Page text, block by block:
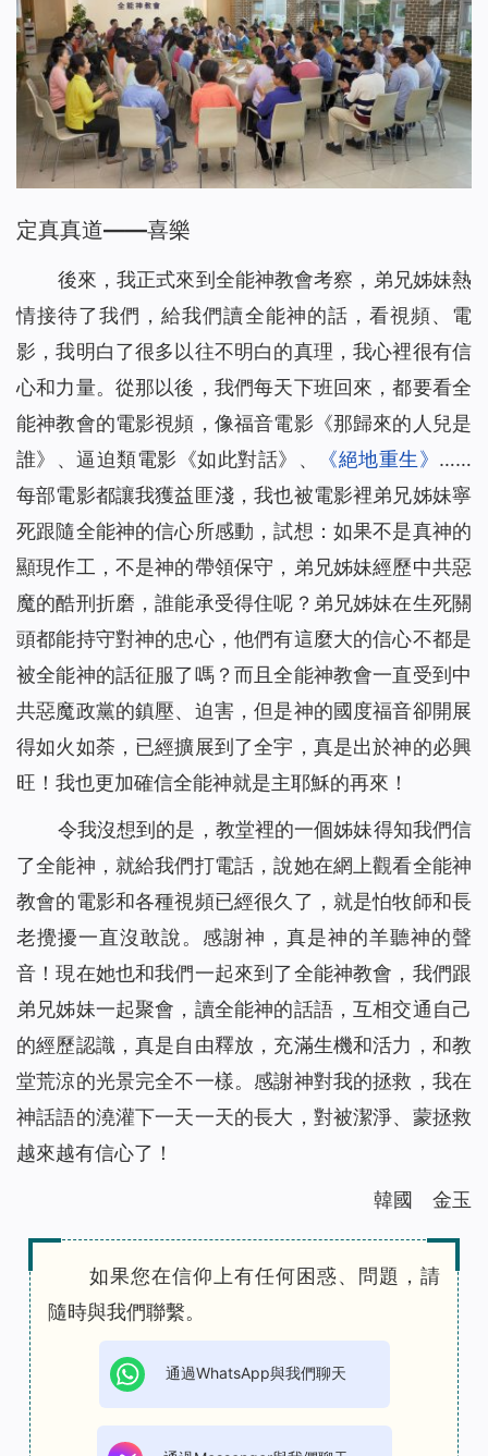
定真真道——喜樂
後來，我正式來到全能神教會考察，弟兄姊妹熱
情接待了我們，給我們讀全能神的話，看視頻、電
影，我明白了很多以往不明白的真理，我心裡很有信
心和力量。從那以後，我們每天下班回來，都要看全
能神教會的電影視頻，像福音電影《那歸來的人兒是
誰》、逼迫類電影《如此對話》、
《絕地重生》 ……
每部電影都讓我獲益匪淺，我也被電影裡弟兄姊妹寧
死跟隨全能神的信心所感動，試想：如果不是真神的
顯現作工，不是神的帶領保守，弟兄姊妹經歷中共惡
魔的酷刑折磨，誰能承受得住呢？弟兄姊妹在生死關
頭都能持守對神的忠心，他們有這麼大的信心不都是
被全能神的話征服了嗎？而且全能神教會一直受到中
共惡魔政黨的鎮壓、迫害，但是神的國度福音卻開展
得如火如荼，已經擴展到了全宇，真是出於神的必興
旺！我也更加確信全能神就是主耶穌的再來！
令我沒想到的是，教堂裡的一個姊妹得知我們信
了全能神，就給我們打電話，說她在網上觀看全能神
教會的電影和各種視頻已經很久了，就是怕牧師和長
老攪擾一直沒敢說。感謝神，真是神的羊聽神的聲
音！現在她也和我們一起來到了全能神教會，我們跟
弟兄姊妹一起聚會，讀全能神的話語，互相交通自己
的經歷認識，真是自由釋放，充滿生機和活力，和教
堂荒涼的光景完全不一樣。感謝神對我的拯救，我在
神話語的澆灌下一天一天的長大，對被潔淨、蒙拯救
越來越有信心了！
韓國 金玉
如果您在信仰上有任何困惑、問題，請
隨時與我們聯繫。
通過WhatsApp與我們聊天